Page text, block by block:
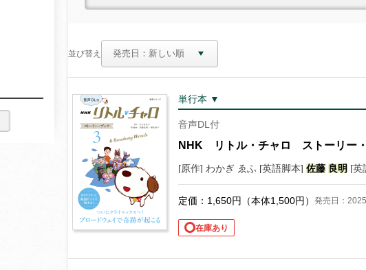
並び替え
単行本 ▼
音声DL付
NHK リトル・チャロ ストーリー
[原作] わかぎ ゑふ [英語脚本] 佐藤 良明 [英
定価： 1,650円（本体1,500円） 発売日：
在庫あり